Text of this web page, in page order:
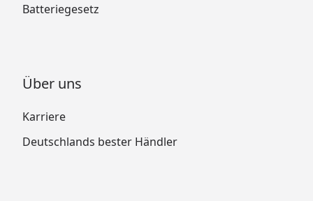
Batteriegesetz
Über uns
Karriere
Deutschlands bester Händler